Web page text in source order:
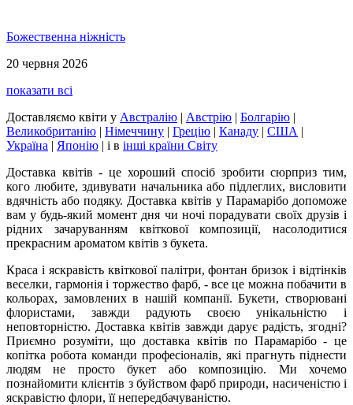
Божественна ніжність
20 червня 2026
показати всі
Доставляємо квіти у Австралію | Австрію | Болгарію |
Великобританію | Німеччину | Грецію | Канаду | США |
Україна | Японію | і в інші країни Світу
Доставка квітів - це хороший спосіб зробити сюрприз тим,
кого любите, здивувати начальника або підлеглих, висловити
вдячність або подяку. Доставка квітів у Парамарібо допоможе
вам у будь-який момент дня чи ночі порадувати своїх друзів і
рідних зачаруванням квіткової композиції, насолодитися
прекрасним ароматом квітів з букета.
Краса і яскравість квіткової палітри, фонтан бризок і відтінків
веселки, гармонія і торжество фарб, - все це можна побачити в
кольорах, замовлених в нашій компанії. Букети, створювані
флористами, завжди радують своєю унікальністю і
неповторністю. Доставка квітів завжди дарує радість, згодні?
Приємно розуміти, що доставка квітів по Парамарібо - це
копітка робота команди професіоналів, які прагнуть піднести
людям не просто букет або композицію. Ми хочемо
познайомити клієнтів з буйством фарб природи, насиченістю і
яскравістю флори, її непередбачуваністю.